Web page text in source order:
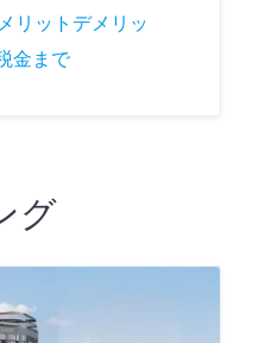
リットデメリッ
金まで
グ